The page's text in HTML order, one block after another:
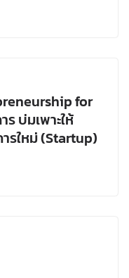
for
ร บ่มเพาะให้
รใหม่ (Startup)